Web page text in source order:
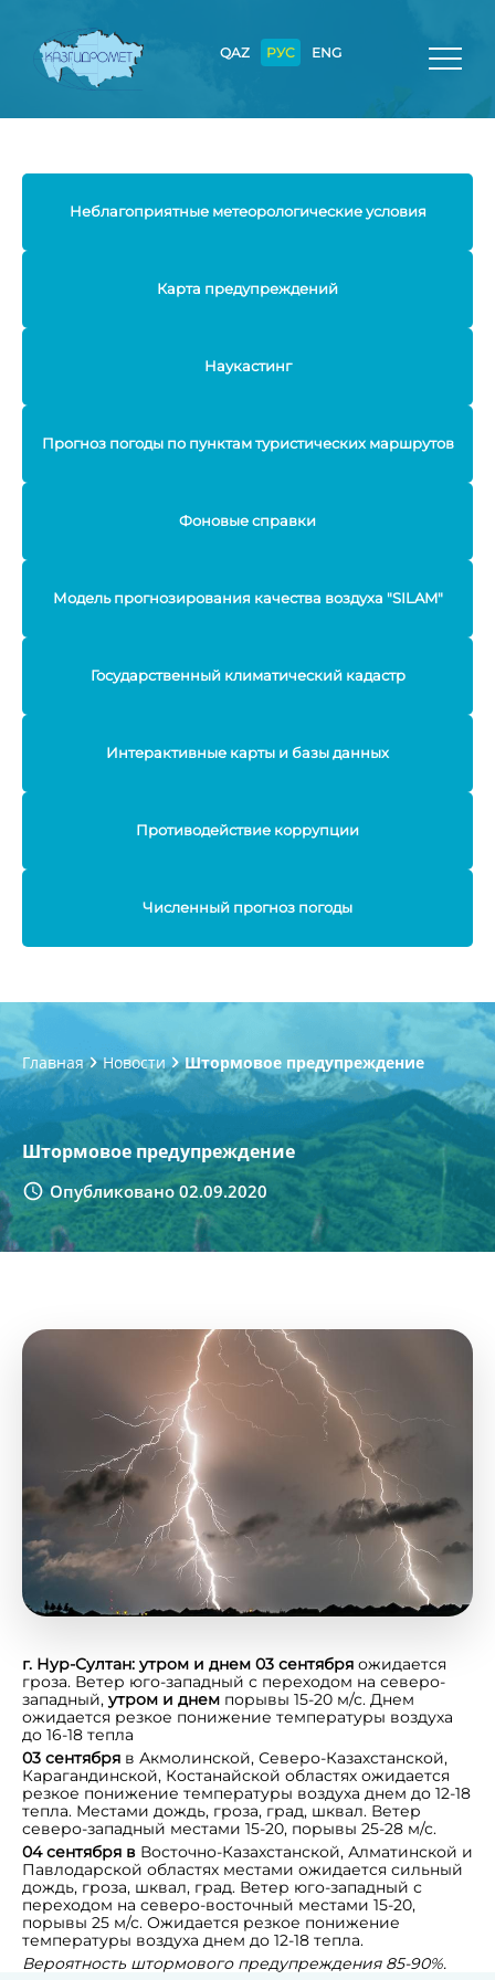
QAZ РУС ENG
Неблагоприятные метеорологические условия
Карта предупреждений
Наукастинг
Прогноз погоды по пунктам туристических маршрутов
Фоновые справки
Модель прогнозирования качества воздуха "SILAM"
Государственный климатический кадастр
Интерактивные карты и базы данных
Противодействие коррупции
Численный прогноз погоды
Главная Новости Штормовое предупреждение
Штормовое предупреждение
Опубликовано 02.09.2020
г. Нур-Султан: утром и днем 03 сентября ожидается
гроза. Ветер юго-западный с переходом на северо-
западный, утром и днем порывы 15-20 м/с. Днем
ожидается резкое понижение температуры воздуха
до 16-18 тепла
03 сентября в Акмолинской, Северо-Казахстанской,
Карагандинской, Костанайской областях ожидается
резкое понижение температуры воздуха днем до 12-18
тепла. Местами дождь, гроза, град, шквал. Ветер
северо-западный местами 15-20, порывы 25-28 м/с.
04 сентября в Восточно-Казахстанской, Алматинской и
Павлодарской областях местами ожидается сильный
дождь, гроза, шквал, град. Ветер юго-западный с
переходом на северо-восточный местами 15-20,
порывы 25 м/с. Ожидается резкое понижение
температуры воздуха днем до 12-18 тепла.
Вероятность штормового предупреждения 85-90%.